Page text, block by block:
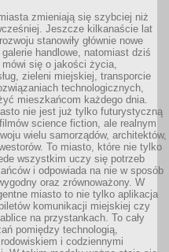
zmieniają się szybciej niż
Jeszcze kilkanaście lat
stanowiły głównie nowe
handlowe, natomiast dziś
się o jakości życia,
zieleni miejskiej, transporcie
technologicznych,
mieszkańcom każdego dnia.
nie jest już tylko futurystyczną
science fiction, ale realnym
wielu samorządów, architektów,
To miasto, które nie tylko
wszystkim uczy się potrzeb
i odpowiada na nie w sposób
oraz zrównoważony. W
miasto to nie tylko aplikacja
komunikacji miejskiej czy
na przystankach. To cały
pomiędzy technologią,
i codziennymi